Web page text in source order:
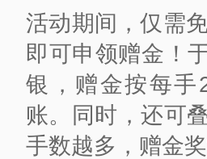
活动期间，仅需
即可申领赠金！
银，赠金按每手
账。同时，还可
手数越多，赠金